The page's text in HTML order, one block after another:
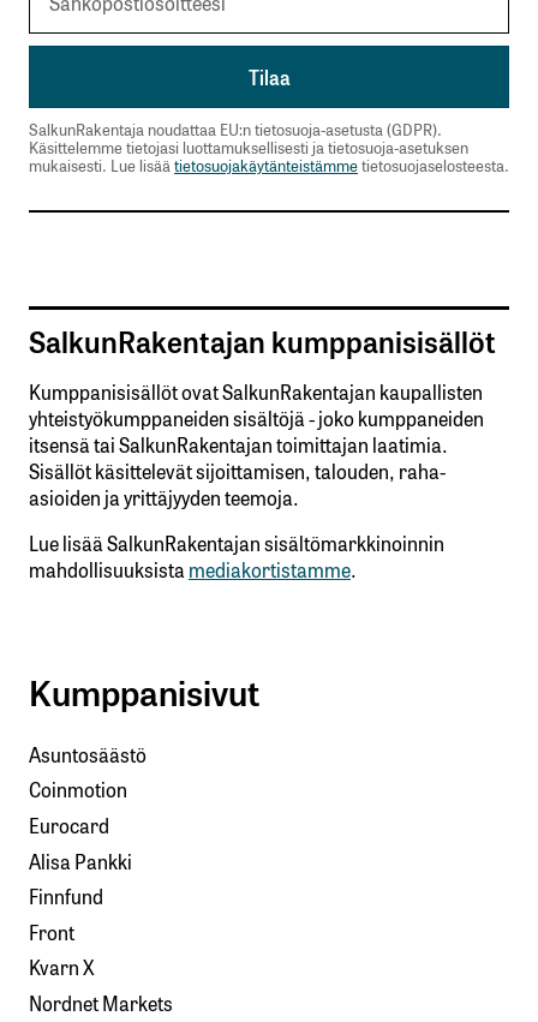
SalkunRakentaja noudattaa EU:n tietosuoja-asetusta (GDPR).
Käsittelemme tietojasi luottamuksellisesti ja tietosuoja-asetuksen
mukaisesti. Lue lisäätietosuojakäytänteistämmetietosuojaselosteesta.
SalkunRakentajan kumppanisisällöt
Kumppanisisällöt ovat SalkunRakentajan kaupallisten
yhteistyökumppaneiden sisältöjä - joko kumppaneiden
itsensä tai SalkunRakentajan toimittajan laatimia.
Sisällöt käsittelevät sijoittamisen, talouden, raha-
asioiden ja yrittäjyyden teemoja.
Lue lisää SalkunRakentajan sisältömarkkinoinnin
mahdollisuuksistamediakortistamme.
Kumppanisivut
Asuntosäästö
Coinmotion
Eurocard
Alisa Pankki
Finnfund
Front
Kvarn X
Nordnet Markets